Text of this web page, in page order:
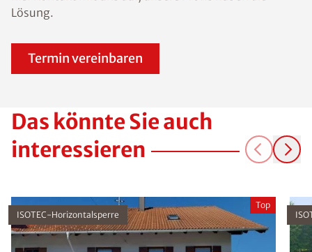
Lösung.
Termin vereinbaren
Das könnte Sie auch
interessieren
ISOTEC-Horizontalsperre
Top